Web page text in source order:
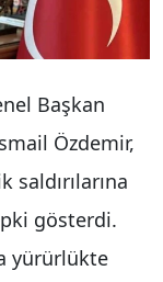
Başkan
Özdemir,
saldırılarına
gösterdi.
yürürlükte